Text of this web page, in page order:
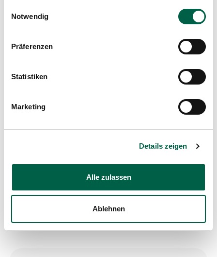
Notwendig
Präferenzen
Statistiken
Marketing
Details zeigen
Alle zulassen
Ablehnen
Gesundheitswelt Zollikerberg